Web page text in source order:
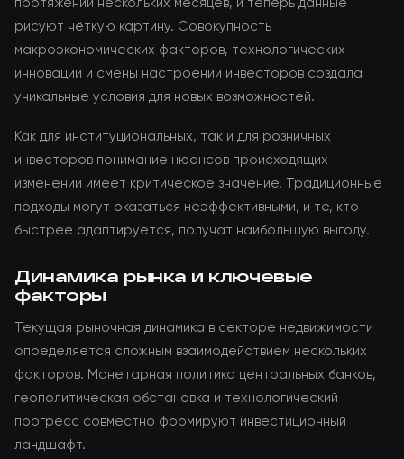
рисуют чёткую картину. Совокупность
макроэкономических факторов, технологических
инноваций и смены настроений инвесторов создала
уникальные условия для новых возможностей.
Как для институциональных, так и для розничных
инвесторов понимание нюансов происходящих
изменений имеет критическое значение. Традиционные
подходы могут оказаться неэффективными, и те, кто
быстрее адаптируется, получат наибольшую выгоду.
Динамика рынка и ключевые
факторы
Текущая рыночная динамика в секторе недвижимости
определяется сложным взаимодействием нескольких
факторов. Монетарная политика центральных банков,
геополитическая обстановка и технологический
прогресс совместно формируют инвестиционный
ландшафт.